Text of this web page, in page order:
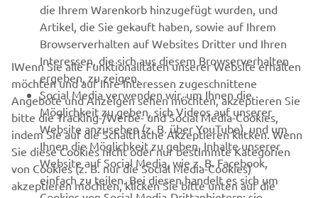
NEWSLETTER
Erfahre als Erster von den neuesten Angeboten,
Sonderveranstaltungen, Neuerscheinungen und vielem mehr.
ABONNIEREN
Lesen Sie unsere Datenschutzrichtlinie, um zu erfahren, wie wir
Ihre persönlichen Daten verarbeiten: Datenschutzerklärung.
die Ihrem Warenkorb hinzugefügt wurden, und
Artikel, die Sie gekauft haben, sowie auf Ihrem
Browserverhalten auf Websites Dritter und Ihren
Interessen, die sich aus diesem Browserverhalten
ergeben, zu zeigen.
Social Media verwenden wir, um Ihnen die
Möglichkeit zu geben, sich Videos auf unserer
Website anzusehen (z. B. über YouTube), und um
Ihnen die Möglichkeit zu geben, Inhalte unserer
Website auf Social Media, wie z. B. Facebook,
einfach zu teilen. Bei diesen handelt es sich um
IWenn Sie alle Funktionalitäten unserer Website erhalten
möchten und auf Ihre Interessen zugeschnittene
Angebote und Anzeigen sehen möchten, akzeptieren Sie
bitte die Tracking-/Werbe- und Social Media-Cookies,
indem Sie auf die Schaltfläche Akzeptieren klicken. Wenn
Sie diese Cookies nicht oder nur bestimmte Kategorien
von Cookies (z. B. nur die Social Media-Cookies)
akzeptieren möchten, klicken Sie bitte unten auf die